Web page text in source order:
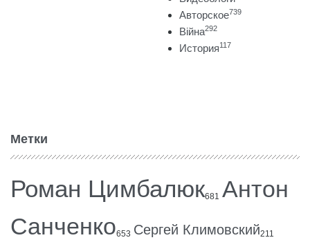
Авторское739
Війна292
История117
Метки
Роман Цимбалюк681 Антон
Санченко653 Сергей Климовский211